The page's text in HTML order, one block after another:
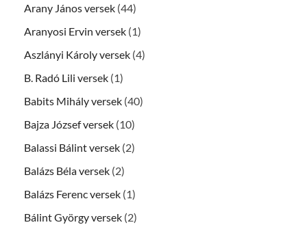
Arany János versek (44)
Aranyosi Ervin versek (1)
Aszlányi Károly versek (4)
B. Radó Lili versek (1)
Babits Mihály versek (40)
Bajza József versek (10)
Balassi Bálint versek (2)
Balázs Béla versek (2)
Balázs Ferenc versek (1)
Bálint György versek (2)